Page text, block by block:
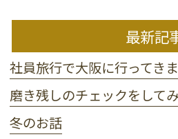
最新記
社員旅行で大阪に行ってき
磨き残しのチェックをして
冬のお話